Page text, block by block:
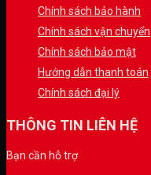
Chính sách bảo hành
Chính sách vận chuyển
Chính sách bảo mật
Hướng dẫn thanh toán
Chính sách đại lý
THÔNG TIN LIÊN HỆ
Bạn cần hỗ trợ